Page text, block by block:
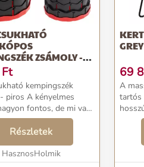
ZSÁMOLY -
Ft
kempingszék
kényelmes
fontos, de mi van
nincs a közelben
szék vagy akár egy
beszerezni egy saját
kemp...
Részletek
HasznosHolmik
GREY
69
A
tartós